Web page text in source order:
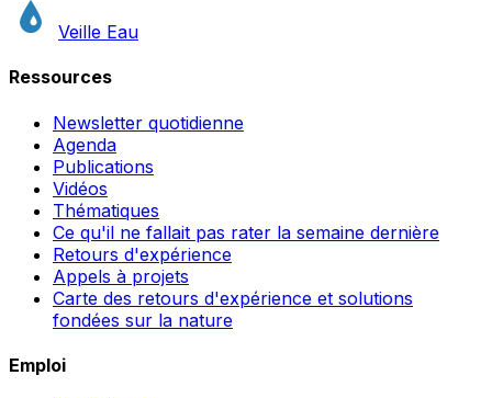
Veille Eau
Ressources
Newsletter quotidienne
Agenda
Publications
Vidéos
Thématiques
Ce qu'il ne fallait pas rater la semaine dernière
Retours d'expérience
Appels à projets
Carte des retours d'expérience et solutions
fondées sur la nature
Emploi